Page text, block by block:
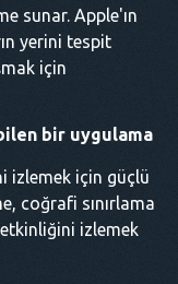
sunar. Apple'ın
yerini tespit
için
bir uygulama
izlemek için güçlü
coğrafi sınırlama
izlemek